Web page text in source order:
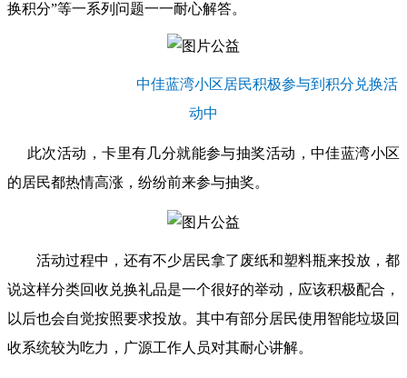
换积分”等一系列问题一一耐心解答。
中佳蓝湾小区居民积极参与到积分兑换活
动中
此次活动，卡里有几分就能参与抽奖活动，中佳蓝湾小区
的居民都热情高涨，纷纷前来参与抽奖。
活动过程中，还有不少居民拿了废纸和塑料瓶来投放，都
说这样分类回收兑换礼品是一个很好的举动，应该积极配合，
以后也会自觉按照要求投放。其中有部分居民使用智能垃圾回
收系统较为吃力，广源工作人员对其耐心讲解。